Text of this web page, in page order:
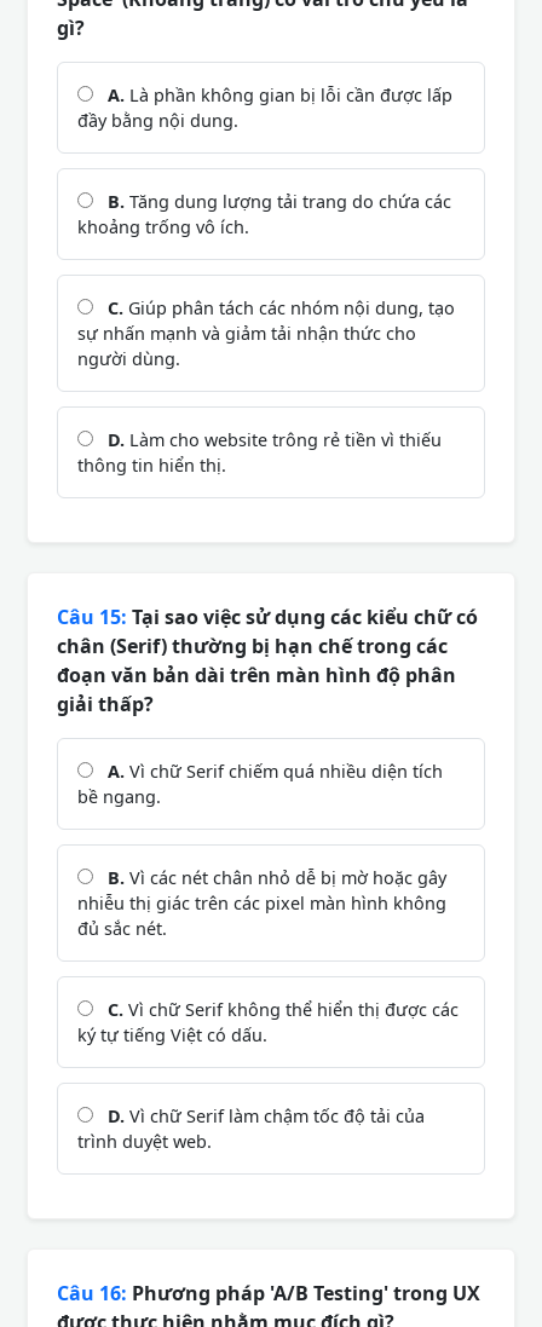
gì?
A. Là phần không gian bị lỗi cần được lấp
đầy bằng nội dung.
B. Tăng dung lượng tải trang do chứa các
khoảng trống vô ích.
C. Giúp phân tách các nhóm nội dung, tạo
sự nhấn mạnh và giảm tải nhận thức cho
người dùng.
D. Làm cho website trông rẻ tiền vì thiếu
thông tin hiển thị.
Câu 15: Tại sao việc sử dụng các kiểu chữ có
chân (Serif) thường bị hạn chế trong các
đoạn văn bản dài trên màn hình độ phân
giải thấp?
A. Vì chữ Serif chiếm quá nhiều diện tích
bề ngang.
B. Vì các nét chân nhỏ dễ bị mờ hoặc gây
nhiễu thị giác trên các pixel màn hình không
đủ sắc nét.
C. Vì chữ Serif không thể hiển thị được các
ký tự tiếng Việt có dấu.
D. Vì chữ Serif làm chậm tốc độ tải của
trình duyệt web.
Câu 16: Phương pháp 'A/B Testing' trong UX